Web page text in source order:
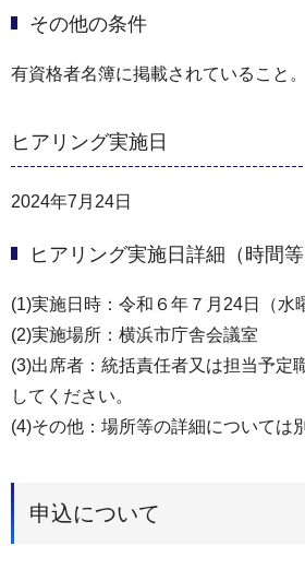
その他の条件
有資格者名簿に掲載されていること。
ヒアリング実施日
2024年7月24日
ヒアリング実施日詳細（時間等
(1)実施日時：令和６年７月24日（水
(2)実施場所：横浜市庁舎会議室
(3)出席者：統括責任者又は担当予定
してください。
(4)その他：場所等の詳細については
申込について